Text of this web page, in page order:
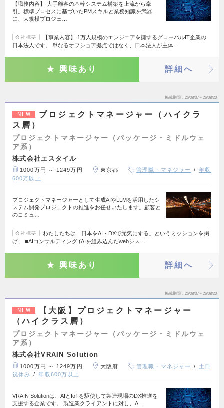
【職務内容】 大手顧客の基幹システム構築を上流から牽
引。標準プロセスに基づいたPMスキルと業務知識を武器
に、大規模プロジェ…
会社概要
【事業内容】 1万人規模のエンジニアを擁するグローバルIT企業の
日本法人です。 単なるオフショア拠点ではなく、日本法人が主体…
興味あり 詳細へ
掲載期間 26/08/07～26/08/20
NEW
プロジェクトマネージャー（ハイクラ
ス層）
プロジェクトマネージャー（パッケージ・ミドルウェ
ア系）
株式会社エスタイル
1000万円 ～ 1249万円 東京都 管理職・マネジャー
年収
600万以上
プロジェクトマネージャーとして生成AIやLLMを活用したシ
ステム開発プロジェクトの推進をお任せいたします。顧客と
のコミュ…
会社概要
わたしたちは「日本をAI・DXで元気にする」というミッションを掲
げ、 ■AIコンサルティング (AIを組み込んだwebシス…
興味あり 詳細へ
掲載期間 26/08/07～26/08/20
NEW
【大阪】プロジェクトマネージャー
（ハイクラス層）
プロジェクトマネージャー（パッケージ・ミドルウェ
ア系）
株式会社VRAIN Solution
1000万円 ～ 1249万円 大阪府 管理職・マネジャー
土日
祝休み
年収600万以上
VRAIN Solutionは、AIとIoTを駆使して製造現場のDX推進を
支援する企業です。 製造業クライアントに対し、A…